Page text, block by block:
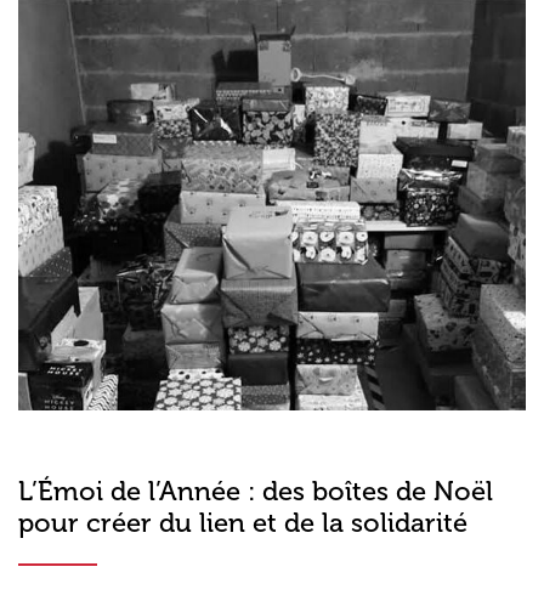
L’Émoi de l’Année : des boîtes de Noël
pour créer du lien et de la solidarité